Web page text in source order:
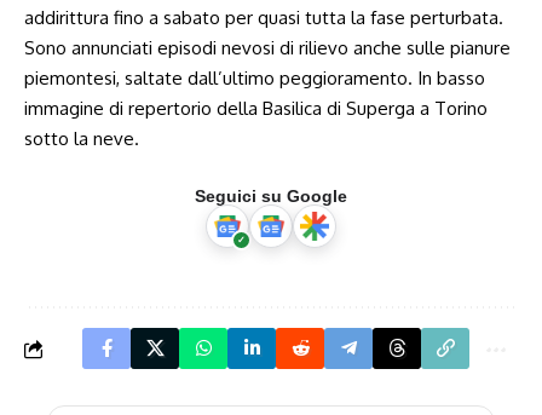
addirittura fino a sabato per quasi tutta la fase perturbata.
Sono annunciati episodi nevosi di rilievo anche sulle pianure
piemontesi, saltate dall’ultimo peggioramento. In basso
immagine di repertorio della Basilica di Superga a Torino
sotto la neve.
Seguici su Google